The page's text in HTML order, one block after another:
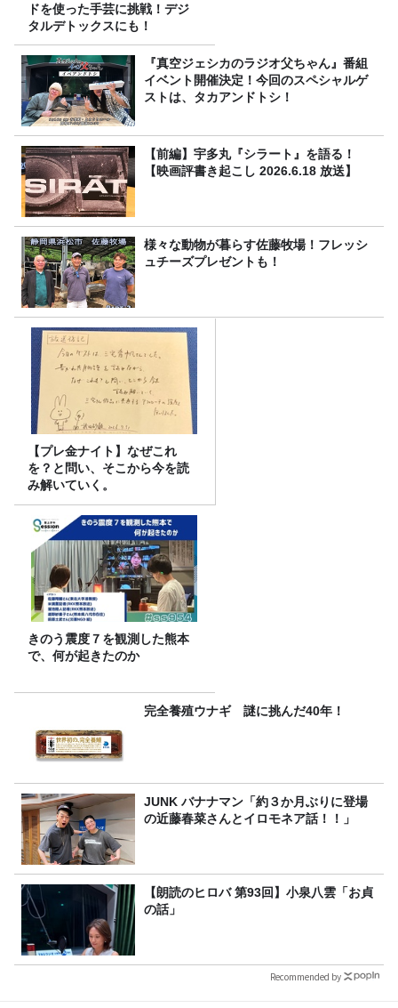
ドを使った手芸に挑戦！デジ
タルデトックスにも！
『真空ジェシカのラジオ父ちゃん』番組
イベント開催決定！今回のスペシャルゲ
ストは、タカアンドトシ！
【前編】宇多丸『シラート』を語る！
【映画評書き起こし 2026.6.18 放送】
様々な動物が暮らす佐藤牧場！フレッシ
ュチーズプレゼントも！
【プレ金ナイト】なぜこれ
を？と問い、そこから今を読
み解いていく。
きのう震度７を観測した熊本
で、何が起きたのか
完全養殖ウナギ 謎に挑んだ40年！
JUNK バナナマン「約３か月ぶりに登場
の近藤春菜さんとイロモネア話！！」
【朗読のヒロバ 第93回】小泉八雲「お貞
の話」
Recommended by